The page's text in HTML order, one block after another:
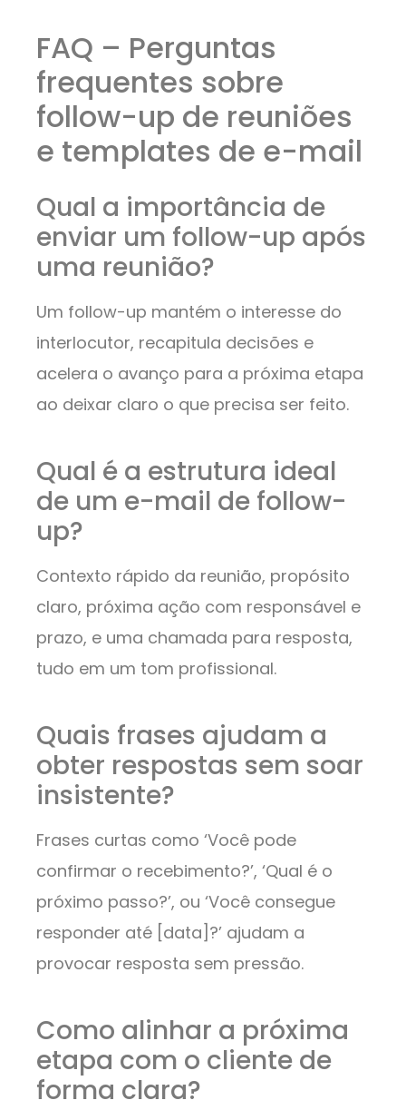
FAQ – Perguntas
frequentes sobre
follow-up de reuniões
e templates de e-mail
Qual a importância de
enviar um follow-up após
uma reunião?
Um follow-up mantém o interesse do
interlocutor, recapitula decisões e
acelera o avanço para a próxima etapa
ao deixar claro o que precisa ser feito.
Qual é a estrutura ideal
de um e-mail de follow-
up?
Contexto rápido da reunião, propósito
claro, próxima ação com responsável e
prazo, e uma chamada para resposta,
tudo em um tom profissional.
Quais frases ajudam a
obter respostas sem soar
insistente?
Frases curtas como ‘Você pode
confirmar o recebimento?’, ‘Qual é o
próximo passo?’, ou ‘Você consegue
responder até [data]?’ ajudam a
provocar resposta sem pressão.
Como alinhar a próxima
etapa com o cliente de
forma clara?